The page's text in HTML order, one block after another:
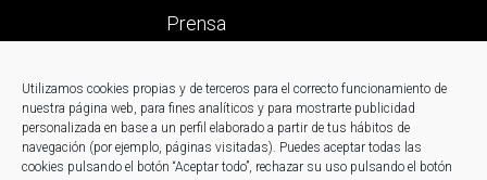
Utilizamos cookies propias y de terceros para el correcto funcionamiento de
nuestra página web, para fines analíticos y para mostrarte publicidad
personalizada en base a un perfil elaborado a partir de tus hábitos de
navegación (por ejemplo, páginas visitadas). Puedes aceptar todas las
cookies pulsando el botón “Aceptar todo”, rechazar su uso pulsando el botón
Prensa
Trabaja en Fagor
Noticias